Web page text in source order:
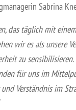
Sabrina
das täglich mit
wir es als unsere
zu
für uns im
Verständnis im